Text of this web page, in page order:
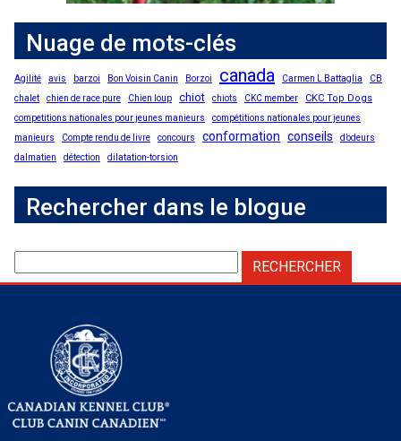
Nuage de mots-clés
Agilité avis barzoi Bon Voisin Canin Borzoi canada Carmen L Battaglia
CB
chalet
chien de race pure Chien loup chiot chiots CKC member CKC Top Dogs
competitions nationales pour jeunes manieurs
compétitions nationales pour jeunes
manieurs
Compte rendu de livre concours conformation conseils
d’odeurs
dalmatien
détection dilatation-torsion
Rechercher dans le blogue